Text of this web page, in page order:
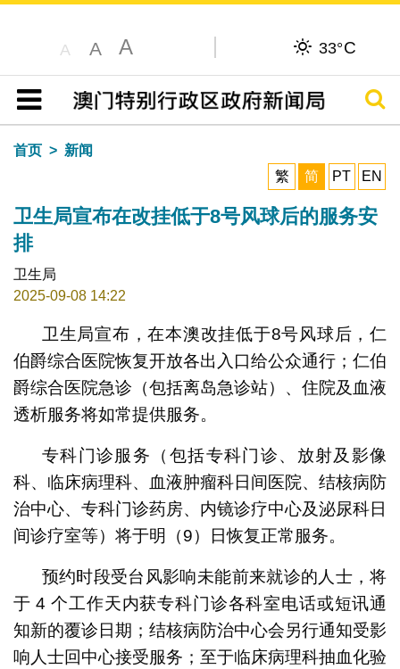
A A A 33°C
目录
搜寻
首页
新闻
繁
简 PT EN
卫生局宣布在改挂低于8号风球后的服务安
排
卫生局
2025-09-08 14:22
卫生局宣布，在本澳改挂低于8号风球后，仁
伯爵综合医院恢复开放各出入口给公众通行；仁伯
爵综合医院急诊（包括离岛急诊站）、住院及血液
透析服务将如常提供服务。
专科门诊服务（包括专科门诊、放射及影像
科、临床病理科、血液肿瘤科日间医院、结核病防
治中心、专科门诊药房、内镜诊疗中心及泌尿科日
间诊疗室等）将于明（9）日恢复正常服务。
预约时段受台风影响未能前来就诊的人士，将
于 4 个工作天内获专科门诊各科室电话或短讯通
知新的覆诊日期；结核病防治中心会另行通知受影
响人士回中心接受服务；至于临床病理科抽血化验